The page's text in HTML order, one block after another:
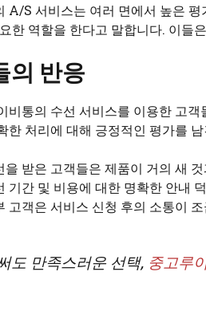
A/S 서비스는 여러 면에서 높은
한 역할을 한다고 말합니다. 이들
의 반응
비통의 수선 서비스를 이용한 고
한 처리에 대해 긍정적인 평가를
을 받은 고객들은 제품이 거의 새
기간 및 비용에 대한 명확한 안내
고객은 서비스 신청 후의 소통이
도 만족스러운 선택, 중고루